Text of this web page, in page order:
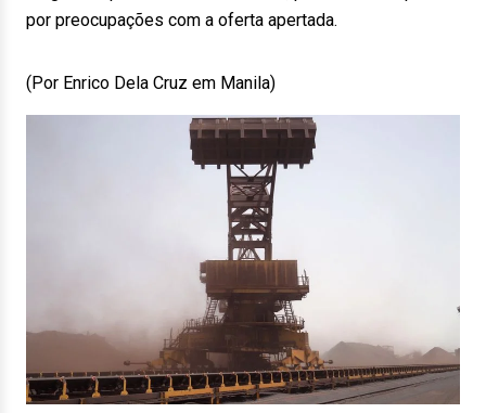
por preocupações com a oferta apertada.
(Por Enrico Dela Cruz em Manila)